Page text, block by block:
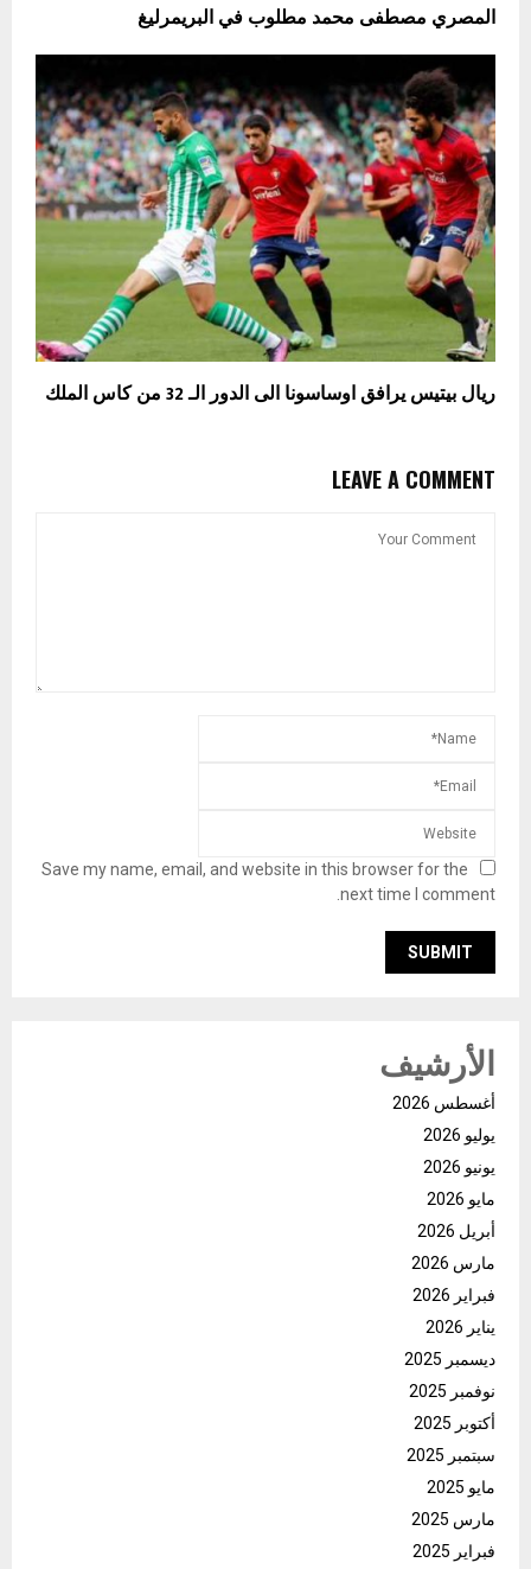
المصري مصطفى محمد مطلوب في البريمرليغ
ريال بيتيس يرافق اوساسونا الى الدور الـ 32 من ​كاس الملك
LEAVE A COMMENT
Save my name, email, and website in this browser for the
next time I comment.
الأرشيف
أغسطس 2026
يوليو 2026
يونيو 2026
مايو 2026
أبريل 2026
مارس 2026
فبراير 2026
يناير 2026
ديسمبر 2025
نوفمبر 2025
أكتوبر 2025
سبتمبر 2025
مايو 2025
مارس 2025
فبراير 2025